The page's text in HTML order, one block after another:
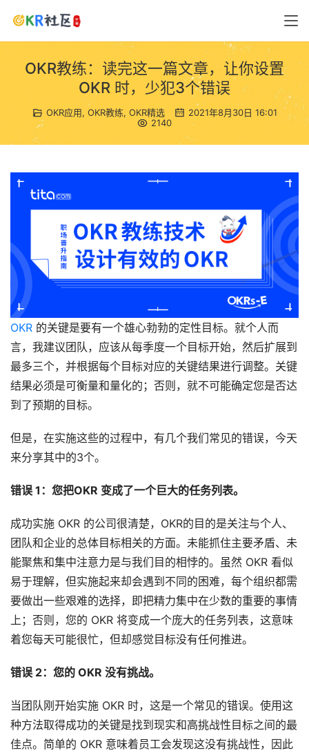
OKR教练：读完这一篇文章，让你设置
OKR 时，少犯3个错误
OKR应用, OKR教练, OKR精选
2021年8月30日 16:01
2140
OKR 的关键是要有一个雄心勃勃的定性目标。就个人而
言，我建议团队，应该从每季度一个目标开始，然后扩展到
最多三个，并根据每个目标对应的关键结果进行调整。关键
结果必须是可衡量和量化的；否则，就不可能确定您是否达
到了预期的目标。
但是，在实施这些的过程中，有几个我们常见的错误，今天
来分享其中的3个。
错误 1：您把OKR 变成了一个巨大的任务列表。
成功实施 OKR 的公司很清楚， OKR的目的是关注与个人、
团队和企业的总体目标相关的方面。未能抓住主要矛盾、未
能聚焦和集中注意力是与我们目的相悖的。虽然 OKR 看似
易于理解，但实施起来却会遇到不同的困难，每个组织都需
要做出一些艰难的选择，即把精力集中在少数的重要的事情
上 ；否则，您的 OKR 将变成一个庞大的任务列表，这意味
着您每天可能很忙，但却感觉目标没有任何推进。
错误 2：您的 OKR 没有挑战。
当团队刚开始实施 OKR 时，这是一个常见的错误。使用这
种方法取得成功的关键是找到现实和高挑战性目标之间的最
佳点。简单的 OKR 意味着员工会发现这没有挑战性，因此